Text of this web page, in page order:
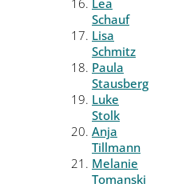
Lea
Schauf
Lisa
Schmitz
Paula
Stausberg
Luke
Stolk
Anja
Tillmann
Melanie
Tomanski